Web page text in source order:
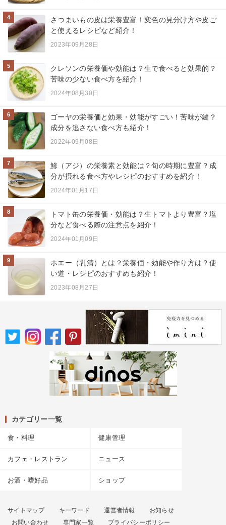
4
さつまいもの皮は栄養豊富！変色の見分け方や皮ご
と使えるレシピなど紹介！
2023年09月28日
5
クレソンの栄養価や効能は？生で食べると効果的？
苦味の少ない食べ方を紹介！
2024年08月30日
6
ゴーヤの栄養価と効果・効能がすごい！苦味が鍵？
成分を逃さない食べ方も紹介！
2022年09月08日
7
鯵（アジ）の栄養素と効能は？旬の時期に豊富？成
分が摂れる食べ方やレシピのおすすめを紹介！
2024年01月17日
8
トマト缶の栄養価・効能は？生トマトより豊富？塩
分など食べる際の注意点を紹介！
2024年01月09日
9
ホエー（乳清）とは？栄養価・効能や作り方は？使
い道・レシピのおすすめも紹介！
2023年08月27日
カテゴリー一覧
食・料理 健康管理
カフェ・レストラン ニュース
お酒・嗜好品 ショップ
サイトマップ キーワード 運営者情報
お知らせ
お問い合わせ
専門家一覧 プライバシーポリシー